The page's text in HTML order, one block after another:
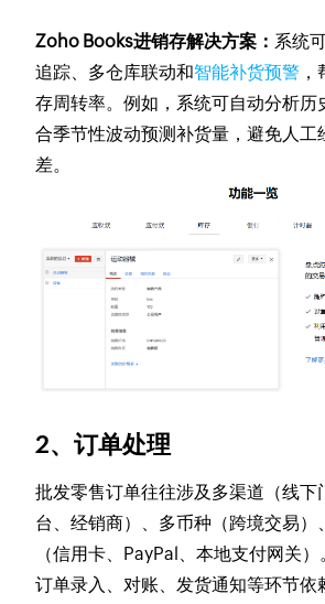
Zoho Books进销存解决方案： 系统
追踪、多仓库联动和智能补货预警
存周转率。例如，系统可自动分析历
合季节性波动预测补货量，避免人工
差。
2、订单处理
批发零售订单往往涉及多渠道（线下
台、经销商）、多币种（跨境交易）、
（信用卡、PayPal、本地支付网关）
订单录入、对账、发货通知等环节依